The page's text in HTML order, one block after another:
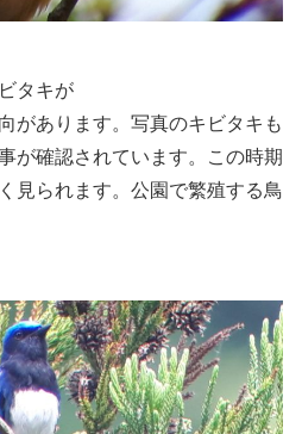
タキが
があります。写真のキビタキも
が確認されています。この時期
見られます。公園で繁殖する鳥